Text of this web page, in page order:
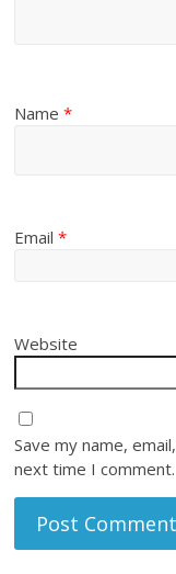
Name*
Email*
Website
Save my name,
next time I comment.